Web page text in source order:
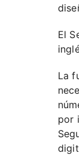
El
La
por